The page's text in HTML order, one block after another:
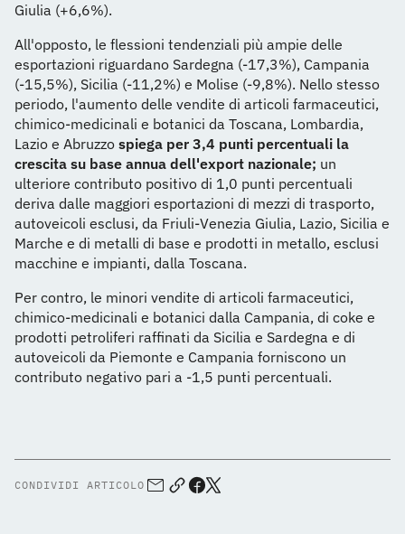
Giulia (+6,6%).
All'opposto, le flessioni tendenziali più ampie delle
esportazioni riguardano Sardegna (-17,3%), Campania
(-15,5%), Sicilia (-11,2%) e Molise (-9,8%). Nello stesso
periodo, l'aumento delle vendite di articoli farmaceutici,
chimico-medicinali e botanici da Toscana, Lombardia,
Lazio e Abruzzo spiega per 3,4 punti percentuali la
crescita su base annua dell'export nazionale; un
ulteriore contributo positivo di 1,0 punti percentuali
deriva dalle maggiori esportazioni di mezzi di trasporto,
autoveicoli esclusi, da Friuli-Venezia Giulia, Lazio, Sicilia e
Marche e di metalli di base e prodotti in metallo, esclusi
macchine e impianti, dalla Toscana.
Per contro, le minori vendite di articoli farmaceutici,
chimico-medicinali e botanici dalla Campania, di coke e
prodotti petroliferi raffinati da Sicilia e Sardegna e di
autoveicoli da Piemonte e Campania forniscono un
contributo negativo pari a -1,5 punti percentuali.
CONDIVIDI ARTICOLO